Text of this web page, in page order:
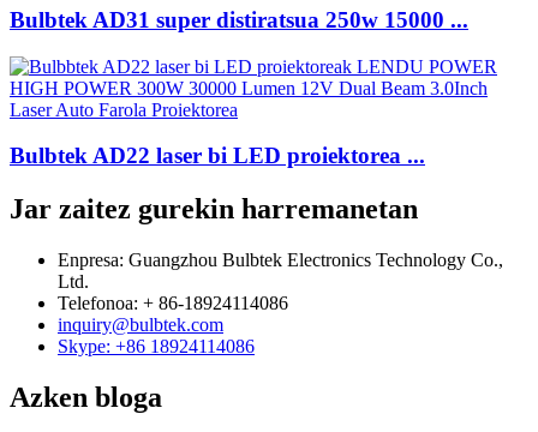
Bulbtek AD31 super distiratsua 250w 15000 ...
Bulbtek AD22 laser bi LED proiektorea ...
Jar zaitez gurekin harremanetan
Enpresa: Guangzhou Bulbtek Electronics Technology Co.,
Ltd.
Telefonoa: + 86-18924114086
inquiry@bulbtek.com
Skype: +86 18924114086
Azken bloga